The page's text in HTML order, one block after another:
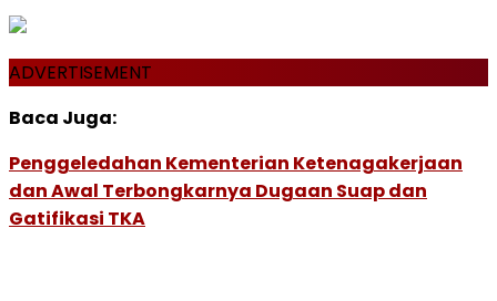
ADVERTISEMENT
Baca Juga:
Penggeledahan Kementerian Ketenagakerjaan
dan Awal Terbongkarnya Dugaan Suap dan
Gatifikasi TKA